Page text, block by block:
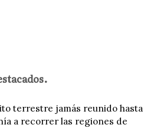
terrestre jamás reunido hasta
a recorrer las regiones de